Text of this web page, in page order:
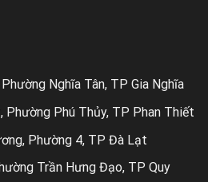
Nghĩa Tân, TP Gia Nghĩa
Phường Phú Thủy, TP Phan Thiết
Phường 4, TP Đà Lạt
Trần Hưng Đạo, TP Quy